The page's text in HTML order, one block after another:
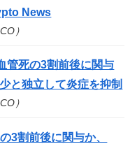
News
）
管死の3割前後に関与
と独立して炎症を抑制
）
3割前後に関与か、